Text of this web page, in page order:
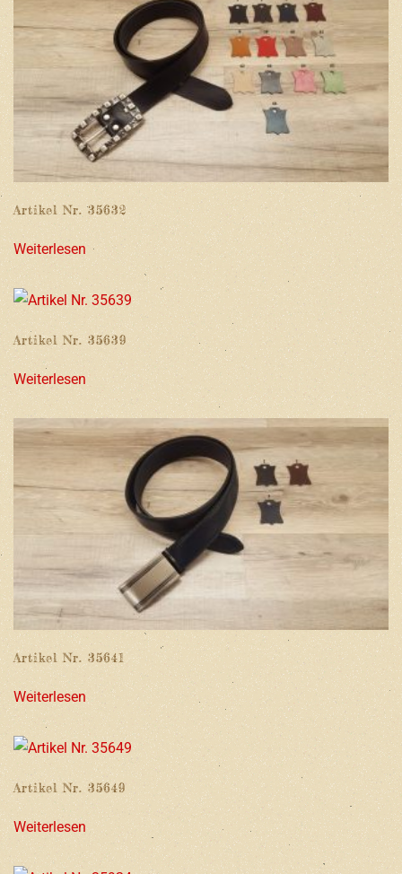
Artikel Nr. 35632
Weiterlesen
Artikel Nr. 35639
Weiterlesen
Artikel Nr. 35641
Weiterlesen
Artikel Nr. 35649
Weiterlesen